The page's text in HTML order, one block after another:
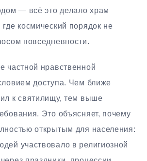
— всё это делало храм
космический порядок не
повседневности.
частной нравственной
доступа. Чем ближе
к святилищу, тем выше
Это объясняет, почему
открытым для населения:
участвовало в религиозной